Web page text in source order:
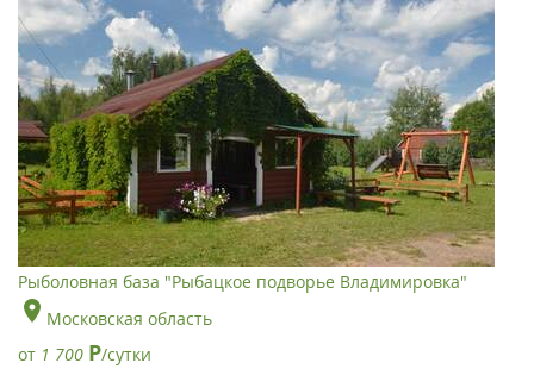
Рыболовная база "Рыбацкое подворье Владимировка"
Московская область
от 1 700 Р/сутки